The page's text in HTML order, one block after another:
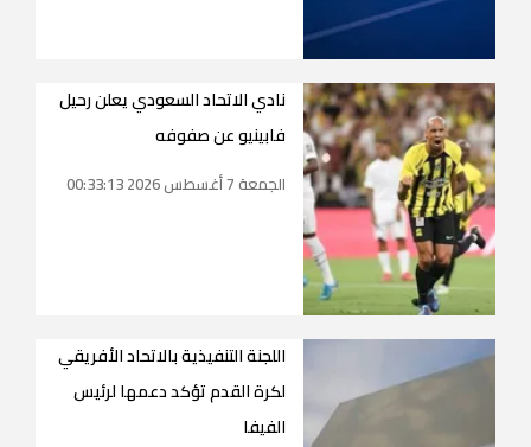
نادي الاتحاد السعودي يعلن رحيل
فابينيو عن صفوفه
الجمعة 7 أغسطس 2026 00:33:13
اللجنة التنفيذية بالاتحاد الأفريقي
لكرة القدم تؤكد دعمها لرئيس
الفيفا